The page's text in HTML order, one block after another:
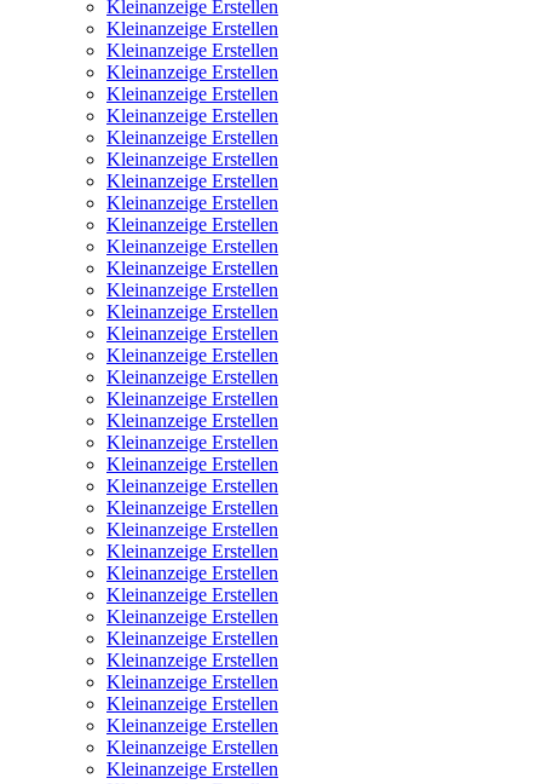
Kleinanzeige Erstellen
Kleinanzeige Erstellen
Kleinanzeige Erstellen
Kleinanzeige Erstellen
Kleinanzeige Erstellen
Kleinanzeige Erstellen
Kleinanzeige Erstellen
Kleinanzeige Erstellen
Kleinanzeige Erstellen
Kleinanzeige Erstellen
Kleinanzeige Erstellen
Kleinanzeige Erstellen
Kleinanzeige Erstellen
Kleinanzeige Erstellen
Kleinanzeige Erstellen
Kleinanzeige Erstellen
Kleinanzeige Erstellen
Kleinanzeige Erstellen
Kleinanzeige Erstellen
Kleinanzeige Erstellen
Kleinanzeige Erstellen
Kleinanzeige Erstellen
Kleinanzeige Erstellen
Kleinanzeige Erstellen
Kleinanzeige Erstellen
Kleinanzeige Erstellen
Kleinanzeige Erstellen
Kleinanzeige Erstellen
Kleinanzeige Erstellen
Kleinanzeige Erstellen
Kleinanzeige Erstellen
Kleinanzeige Erstellen
Kleinanzeige Erstellen
Kleinanzeige Erstellen
Kleinanzeige Erstellen
Kleinanzeige Erstellen